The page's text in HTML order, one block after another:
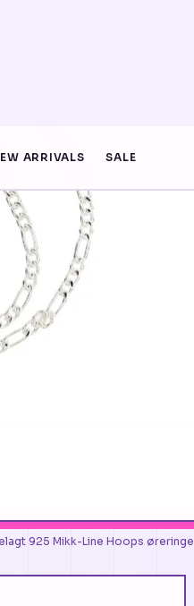
925 Mikk-Line Hoops øreringe